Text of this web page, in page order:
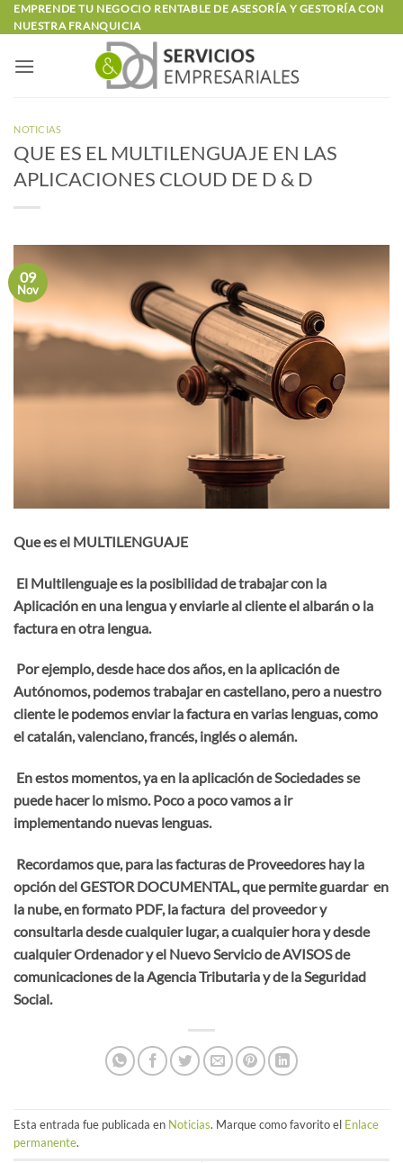
Saltar
al
EMPRENDE TU NEGOCIO RENTABLE DE ASESORÍA Y GESTORÍA CON
NUESTRA FRANQUICIA
NOTICIAS
QUE ES EL MULTILENGUAJE EN LAS
APLICACIONES CLOUD DE D & D
09
Nov
Que es el MULTILENGUAJE
El Multilenguaje es la posibilidad de trabajar con la
Aplicación en una lengua y enviarle al cliente el albarán o la
factura en otra lengua.
Por ejemplo, desde hace dos años, en la aplicación de
Autónomos, podemos trabajar en castellano, pero a nuestro
cliente le podemos enviar la factura en varias lenguas, como
el catalán, valenciano, francés, inglés o alemán.
En estos momentos, ya en la aplicación de Sociedades se
puede hacer lo mismo. Poco a poco vamos a ir
implementando nuevas lenguas.
Recordamos que, para las facturas de Proveedores hay la
opción del GESTOR DOCUMENTAL, que permite guardar en
la nube, en formato PDF, la factura del proveedor y
consultarla desde cualquier lugar, a cualquier hora y desde
cualquier Ordenador y el Nuevo Servicio de AVISOS de
comunicaciones de la Agencia Tributaria y de la Seguridad
Social.
Esta entrada fue publicada en Noticias. Marque como favorito el Enlace
permanente.